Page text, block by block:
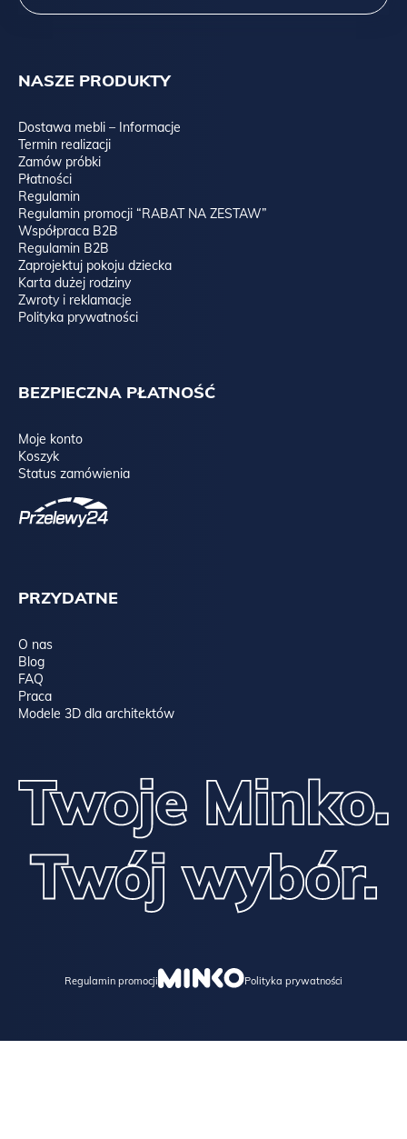
NASZE PRODUKTY
Dostawa mebli – Informacje
Termin realizacji
Zamów próbki
Płatności
Regulamin
Regulamin promocji “RABAT NA ZESTAW”
Współpraca B2B
Regulamin B2B
Zaprojektuj pokoju dziecka
Karta dużej rodziny
Zwroty i reklamacje
Polityka prywatności
BEZPIECZNA PŁATNOŚĆ
Moje konto
Koszyk
Status zamówienia
PRZYDATNE
O nas
Blog
FAQ
Praca
Modele 3D dla architektów
Regulamin promocji Polityka prywatności